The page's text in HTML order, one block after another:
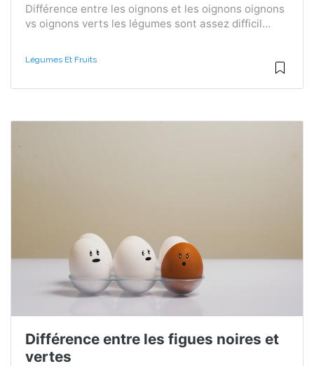
Différence entre les oignons et les oignons oignons
vs oignons verts les légumes sont assez difficil...
Légumes Et Fruits
Différence entre les figues noires et
vertes